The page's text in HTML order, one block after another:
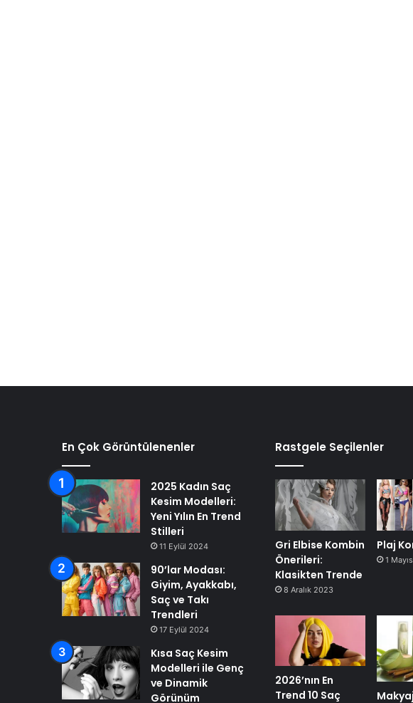
En Çok Görüntülenenler
2025 Kadın Saç
Kesim Modelleri:
Yeni Yılın En Trend
Stilleri
11 Eylül 2024
90’lar Modası:
Giyim, Ayakkabı,
Saç ve Takı
Trendleri
17 Eylül 2024
Kısa Saç Kesim
Modelleri ile Genç
ve Dinamik
Görünüm
Rastgele Seçilenler
Gri Elbise Kombin
Önerileri:
Klasikten Trende
8 Aralık 2023
Plaj
1
2026’nın En
Trend 10 Saç
Makyaj